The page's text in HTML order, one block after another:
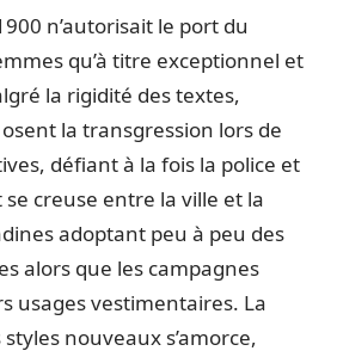
n’autorisait le port du
qu’à titre exceptionnel et
la rigidité des textes,
la transgression lors de
défiant à la fois la police et
se creuse entre la ville et la
adoptant peu à peu des
alors que les campagnes
usages vestimentaires. La
nouveaux s’amorce,